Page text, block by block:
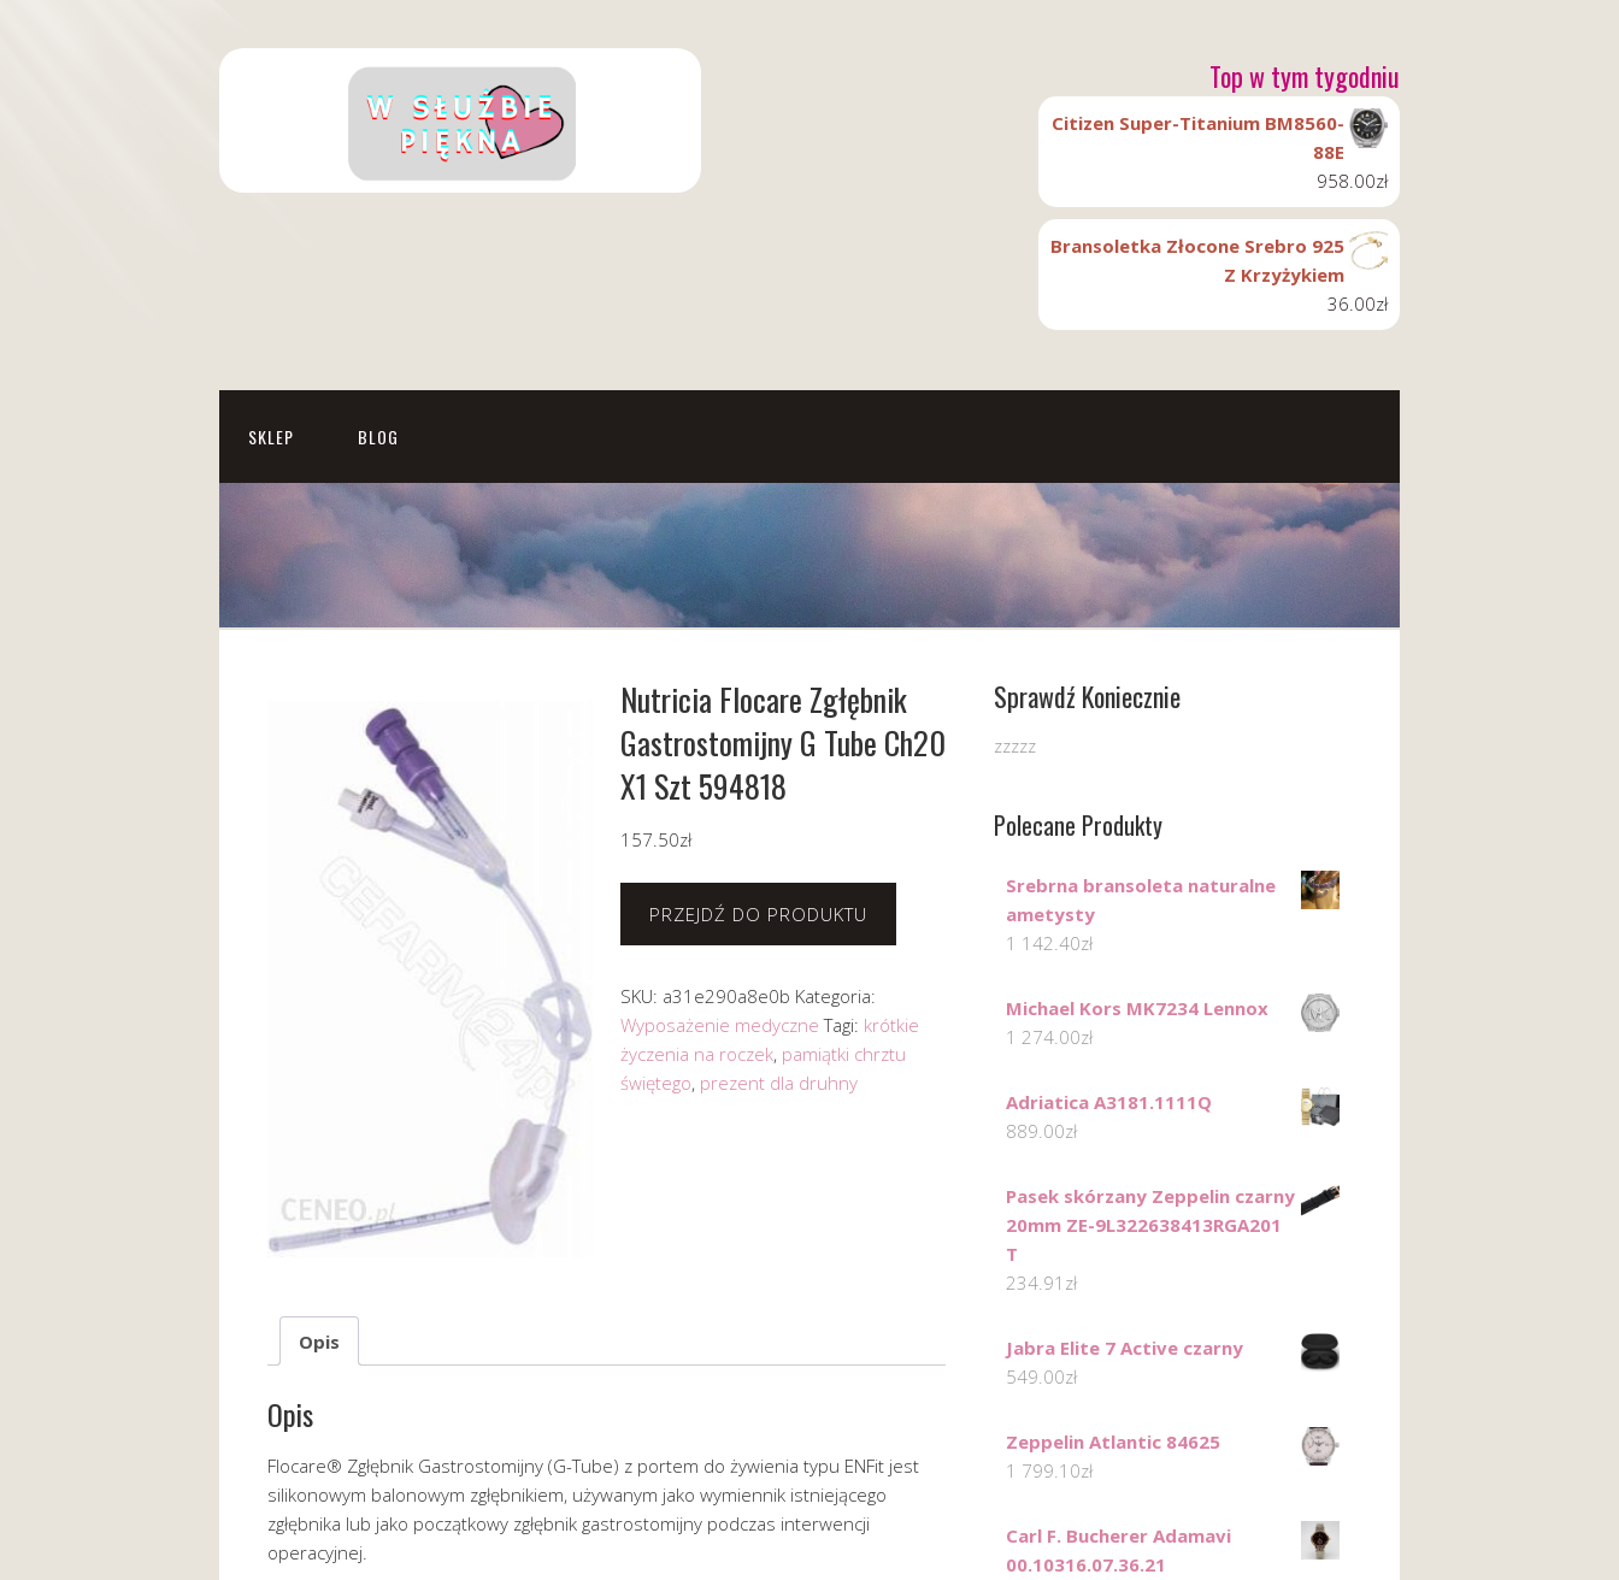
Top w tym tygodniu
Citizen Super-Titanium BM8560-
88E
958.00zł
Bransoletka Złocone Srebro 925
Z Krzyżykiem
36.00zł
SKLEP BLOG
Nutricia Flocare Zgłębnik
Gastrostomijny G Tube Ch20
X1 Szt 594818
157.50zł
PRZEJDŹ DO PRODUKTU
SKU: a31e290a8e0b Kategoria:
Wyposażenie medyczne Tagi: krótkie
życzenia na roczek, pamiątki chrztu
świętego, prezent dla druhny
Opis
Opis
Flocare® Zgłębnik Gastrostomijny (G-Tube) z portem do żywienia typu ENFit jest
silikonowym balonowym zgłębnikiem, używanym jako wymiennik istniejącego
zgłębnika lub jako początkowy zgłębnik gastrostomijny podczas interwencji
operacyjnej.
Sprawdź Koniecznie
zzzzz
Polecane Produkty
Srebrna bransoleta naturalne
ametysty
1 142.40zł
Michael Kors MK7234 Lennox
1 274.00zł
Adriatica A3181.1111Q
889.00zł
Pasek skórzany Zeppelin czarny
20mm ZE-9L322638413RGA201
T
234.91 zł
Jabra Elite 7 Active czarny
549.00zł
Zeppelin Atlantic 84625
1 799.10zł
Carl F. Bucherer Adamavi
00.10316.07.36.21